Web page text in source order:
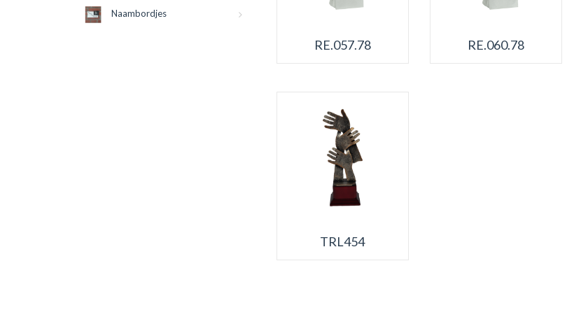
Naambordjes
RE.057.78 RE.060.78
TRL454